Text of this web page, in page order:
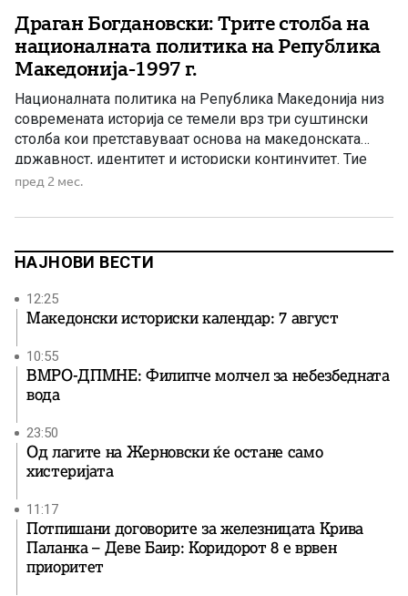
Драган Богдановски: Трите столба на
националната политика на Република
Македонија-1997 г.
Националната политика на Република Македонија низ
современата историја се темели врз три суштински
столба кои претставуваат основа на македонската
државност, идентитет и историски континуитет. Тие
столба не се само политички определби, туку темелни
национална свест и борбата за сопствена држава.
најважен столб е […]
пред 2 мес.
НАЈНОВИ ВЕСТИ
12:25
Македонски историски календар: 7 август
10:55
ВМРО-ДПМНЕ: Филипче молчел за небезбедната
вода
23:50
Од лагите на Жерновски ќе остане само
хистеријата
11:17
Потпишани договорите за железницата Крива
Паланка – Деве Баир: Коридорот 8 е врвен
приоритет